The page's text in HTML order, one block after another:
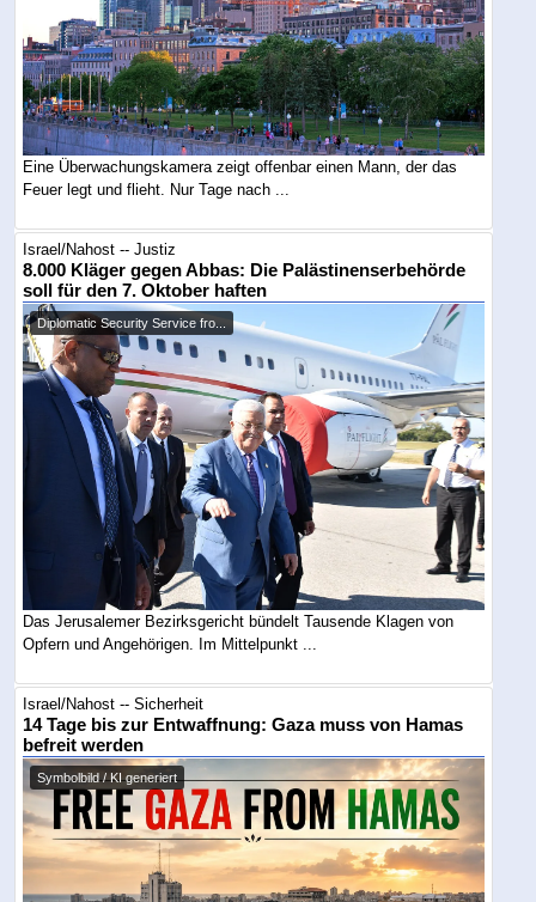
Eine Überwachungskamera zeigt offenbar einen Mann, der das
Feuer legt und flieht. Nur Tage nach ...
Israel/Nahost -- Justiz
8.000 Kläger gegen Abbas: Die Palästinenserbehörde
soll für den 7. Oktober haften
Diplomatic Security Service fro...
Das Jerusalemer Bezirksgericht bündelt Tausende Klagen von
Opfern und Angehörigen. Im Mittelpunkt ...
Israel/Nahost -- Sicherheit
14 Tage bis zur Entwaffnung: Gaza muss von Hamas
befreit werden
Symbolbild / KI generiert